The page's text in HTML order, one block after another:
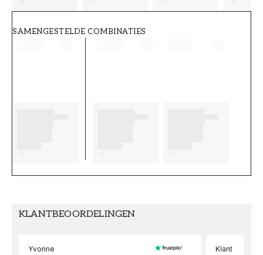
SAMENGESTELDE COMBINATIES
KLANTBEOORDELINGEN
Yvonne Klant